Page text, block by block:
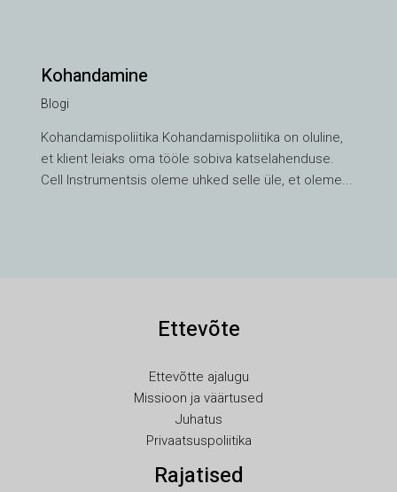
Kohandamine
Blogi
Kohandamispoliitika Kohandamispoliitika on oluline,
et klient leiaks oma tööle sobiva katselahenduse.
Cell Instrumentsis oleme uhked selle üle, et oleme...
Ettevõte
Ettevõtte ajalugu
Missioon ja väärtused
Juhatus
Privaatsuspoliitika
Rajatised
UK